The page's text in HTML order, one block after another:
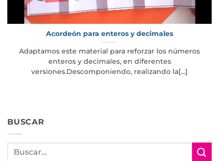
Acordeón para enteros y decimales
Adaptamos este material para reforzar los números
enteros y decimales, en diferentes
versiones.Descomponiendo, realizando la[...]
BUSCAR